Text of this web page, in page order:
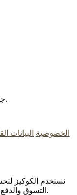
Halap Genuss. جميع الحقوق محفوظة.
الخصوصية البيانات
نستخدم الكوكيز
التسوق والدفع. تساعدنا كوكيز التحليلات في تحسين موقعنا.